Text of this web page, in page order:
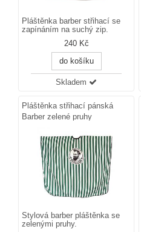
Pláštěnka barber střihací se
zapínáním na suchý zip.
240 Kč
do košíku
Skladem
Pláštěnka střihací pánská
Barber zelené pruhy
Stylová barber pláštěnka se
zelenými pruhy.